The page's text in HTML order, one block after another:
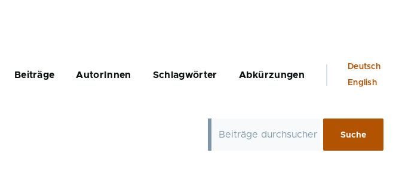
Beiträge AutorInnen Schlagwörter Abkürzungen
Language
switcher
Deutsch
English